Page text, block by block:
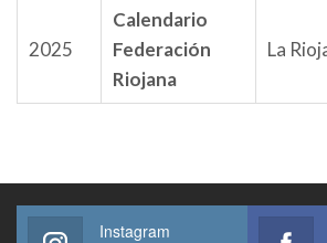
2025
Calendario
Federación
Riojana
La
Instagram